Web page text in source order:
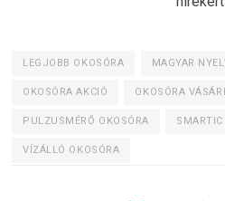
LEGJOBB OKOSÓRA MAGYAR
OKOSÓRA AKCIÓ OKOSÓRA
PULZUSMÉRŐ OKOSÓRA
VÍZÁLLÓ OKOSÓRA